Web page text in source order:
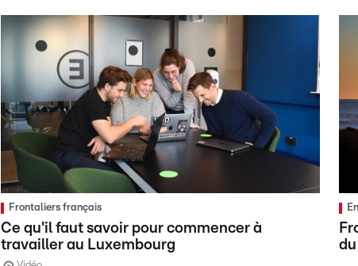
Frontaliers français
Ce qu'il faut savoir pour commencer à
travailler au Luxembourg